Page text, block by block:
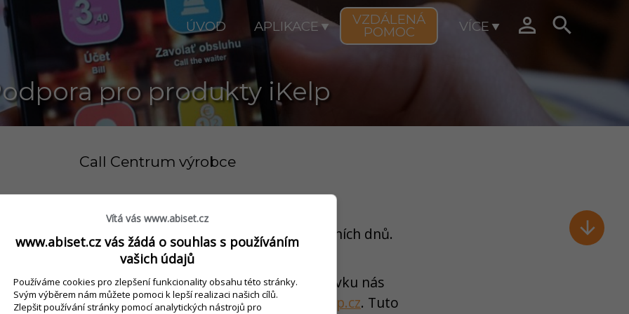
ÚVOD APLIKACE VZDÁLENÁ
POMOC VÍCE  

pro produkty iKelp
Call Centrum výrobce
Tel: +420 245 501 269
8:00-12:00 a 13:00-16:00
během pracovních dnů.
Pro urychlení vyřešení Vašeho požadavku nás
kontaktujte emailem napodpora(at)ikelp.cz. Tuto
Vítá vás www.abiset.cz
www.abiset.cz vás žádá o souhlas s používáním
vašich údajů
Používáme cookies pro zlepšení funkcionality obsahu této stránky.
Svým výběrem nám můžete pomoci k lepší realizaci našich cílů.
Zlepšit používání stránky pomocí analytických nástrojů pro